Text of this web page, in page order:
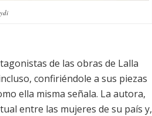
de las obras de Lalla
confiriéndole a sus piezas
ella misma señala. La autora,
entre las mujeres de su país y,